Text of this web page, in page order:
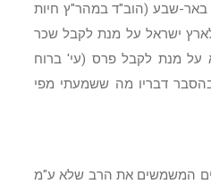
שבע (הוב"ד במהר"ץ חיות
ישראל על מנת לקבל שכר
על מנת לקבל פרס (עי' ברוח
דבריו מה ששמעתי מפי
המשמשים את הרב שלא ע"מ